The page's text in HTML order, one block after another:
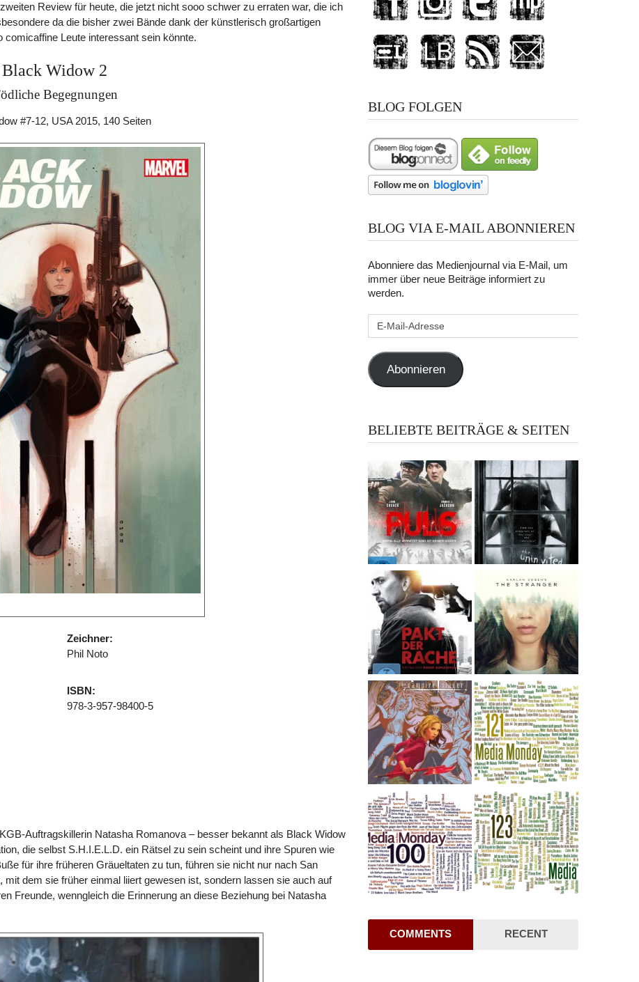
Review für heute, die jetzt nicht sooo schwer zu erraten war, die ich
da die bisher zwei Bände dank der künstlerisch großartigen
Leute interessant sein könnte.
Black Widow 2
Begegnungen
#7-12, USA 2015, 140 Seiten
Zeichner:
Phil Noto
ISBN:
978-3-957-98400-5
Auftragskillerin Natasha Romanova – besser bekannt als Black Widow
die selbst S.H.I.E.L.D. ein Rätsel zu sein scheint und ihre Spuren wie
für ihre früheren Gräueltaten zu tun, führen sie nicht nur nach San
dem sie früher einmal liiert gewesen ist, sondern lassen sie auch auf
Freunde, wenngleich die Erinnerung an diese Beziehung bei Natasha
BLOG FOLGEN
BLOG VIA E-MAIL ABONNIEREN
Abonniere das Medienjournal via E-Mail, um
immer über neue Beiträge informiert zu
werden.
E-
Abonnieren
BELIEBTE BEITRÄGE & SEITEN
COMMENTS RECENT